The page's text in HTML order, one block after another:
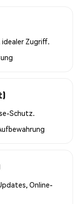
idealer Zugriff.
Schutz.
Online-